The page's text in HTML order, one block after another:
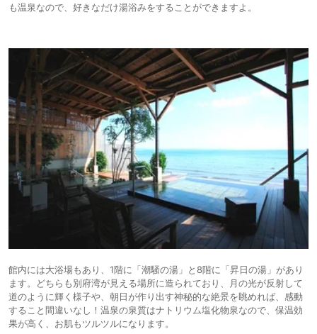
も温泉なので、好きなだけ湯浴みをすることができますよ。
館内には大浴場もあり、1階に「潮騒の湯」と8階に「昇日の湯」があり
ます。どちらも別府湾が見える場所に造られており、月の光が反射して
道のように輝く様子や、朝日が作り出す神秘的な絶景を眺めれば、感動
すること間違いなし！温泉の泉質はナトリウム塩化物泉なので、保温効
果が高く、お肌もツルツルになります。